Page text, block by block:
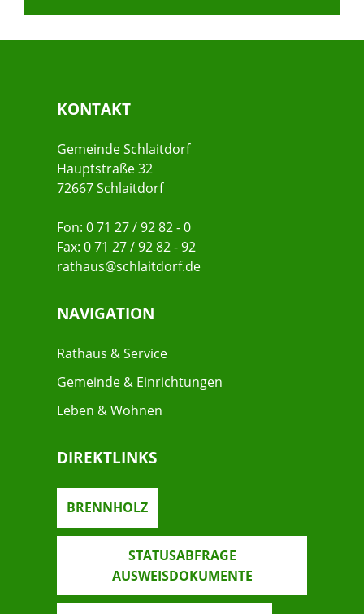
KONTAKT
Gemeinde Schlaitdorf
Hauptstraße 32
72667 Schlaitdorf
Fon: 0 71 27 / 92 82 - 0
Fax: 0 71 27 / 92 82 - 92
rathaus@schlaitdorf.de
NAVIGATION
Rathaus & Service
Gemeinde & Einrichtungen
Leben & Wohnen
DIREKTLINKS
BRENNHOLZ
STATUSABFRAGE
AUSWEISDOKUMENTE